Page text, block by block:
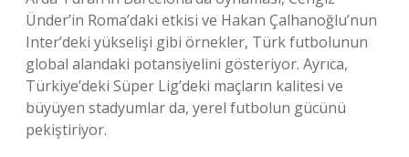
Ünder’in Roma’daki etkisi ve Hakan Çalhanoğlu’nun
Inter’deki yükselişi gibi örnekler, Türk futbolunun
global alandaki potansiyelini gösteriyor. Ayrıca,
Türkiye’deki Süper Lig’deki maçların kalitesi ve
büyüyen stadyumlar da, yerel futbolun gücünü
pekiştiriyor.